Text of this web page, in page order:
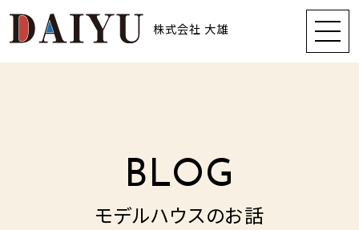
株式会社 大雄
BLOG
モデルハウスのお話